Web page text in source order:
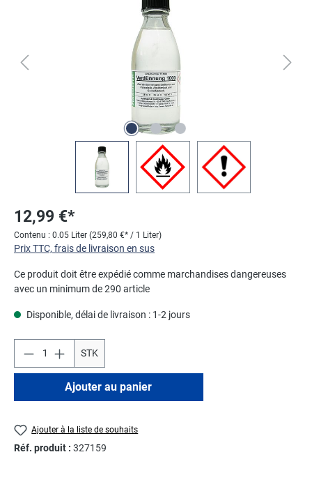
12,99 €*
Contenu : 0.05 Liter (259,80 €* / 1 Liter)
Prix TTC, frais de livraison en sus
Ce produit doit être expédié comme marchandises dangereuses
avec un minimum de 290 article
Disponible, délai de livraison : 1-2 jours
STK
Ajouter au panier
Ajouter à la liste de souhaits
Réf. produit : 327159